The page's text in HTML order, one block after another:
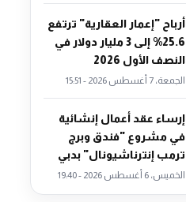
أرباح "إعمار العقارية" ترتفع
25.6% إلى 3 مليار دولار في
النصف الأول 2026
الجمعة، 7 أغسطس 2026 - 15:51
إرساء عقد أعمال إنشائية
في مشروع "فندق وبرج
ترمب إنترناشيونال" بدبي
الخميس، 6 أغسطس 2026 - 19:40